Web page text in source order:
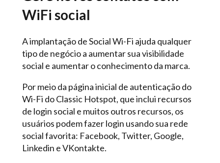
WiFi social
A implantação de Social Wi-Fi ajuda qualquer
tipo de negócio a aumentar sua visibilidade
social e aumentar o conhecimento da marca.
Por meio da página inicial de autenticação do
Wi-Fi do Classic Hotspot, que inclui recursos
de login social e muitos outros recursos, os
usuários podem fazer login usando sua rede
social favorita: Facebook, Twitter, Google,
Linkedin e VKontakte.